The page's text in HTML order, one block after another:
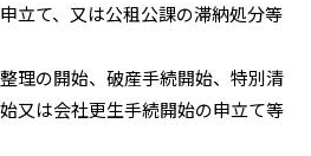
立て、又は公租公課の滞納処分等
整理の開始、破産手続開始、特別清
又は会社更生手続開始の申立て等